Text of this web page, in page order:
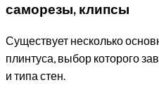
саморезы, клипсы
Существует несколько
плинтуса, выбор которого
и типа стен.